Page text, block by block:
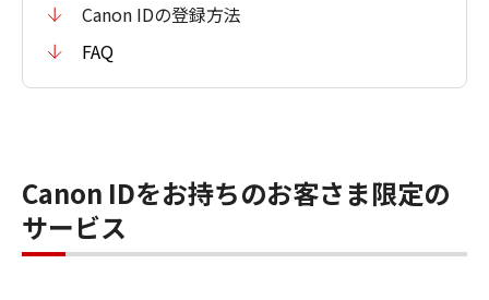
Canon IDの登録方法
FAQ
Canon IDをお持ちのお客さま限定の
サービス